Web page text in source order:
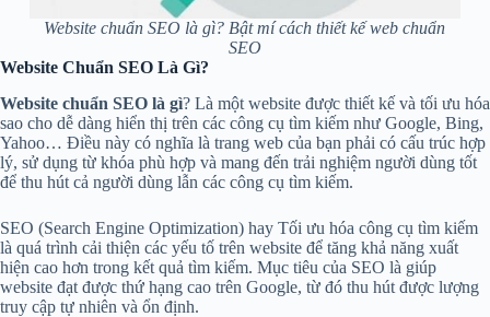
Website chuẩn SEO là gì? Bật mí cách thiết kế web chuẩn
SEO
Website Chuẩn SEO Là Gì?
Website chuẩn SEO là gì? Là một website được thiết kế và tối ưu hóa
sao cho dễ dàng hiển thị trên các công cụ tìm kiếm như Google, Bing,
Yahoo… Điều này có nghĩa là trang web của bạn phải có cấu trúc hợp
lý, sử dụng từ khóa phù hợp và mang đến trải nghiệm người dùng tốt
để thu hút cả người dùng lẫn các công cụ tìm kiếm.
SEO (Search Engine Optimization) hay Tối ưu hóa công cụ tìm kiếm
là quá trình cải thiện các yếu tố trên website để tăng khả năng xuất
hiện cao hơn trong kết quả tìm kiếm. Mục tiêu của SEO là giúp
website đạt được thứ hạng cao trên Google, từ đó thu hút được lượng
truy cập tự nhiên và ổn định.